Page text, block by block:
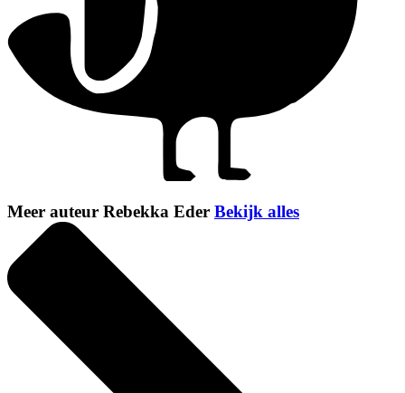
Meer auteur Rebekka Eder Bekijk alles